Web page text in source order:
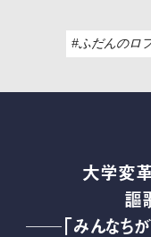
#ふだんのロ
大学変
謳
──「みんなちが